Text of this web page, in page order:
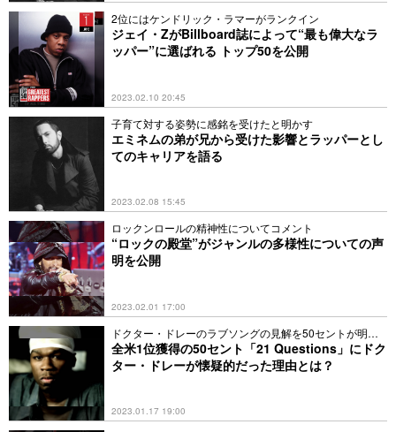
2位にはケンドリック・ラマーがランクイン
ジェイ・ZがBillboard誌によって“最も偉大なラ
ッパー”に選ばれる トップ50を公開
2023.02.10 20:45
子育て対する姿勢に感銘を受けたと明かす
エミネムの弟が兄から受けた影響とラッパーとし
てのキャリアを語る
2023.02.08 15:45
ロックンロールの精神性についてコメント
“ロックの殿堂”がジャンルの多様性についての声
明を公開
2023.02.01 17:00
ドクター・ドレーのラブソングの見解を50セントが明か
す
全米1位獲得の50セント「21 Questions」にドク
ター・ドレーが懐疑的だった理由とは？
2023.01.17 19:00